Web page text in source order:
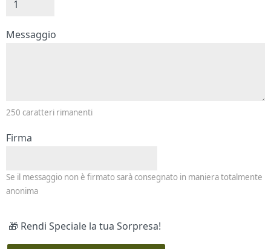
Messaggio e firma
Messaggio
250 caratteri rimanenti
Firma
Se il messaggio non è firmato sarà consegnato in maniera totalmente
anonima
🎁 Rendi Speciale la tua Sorpresa!